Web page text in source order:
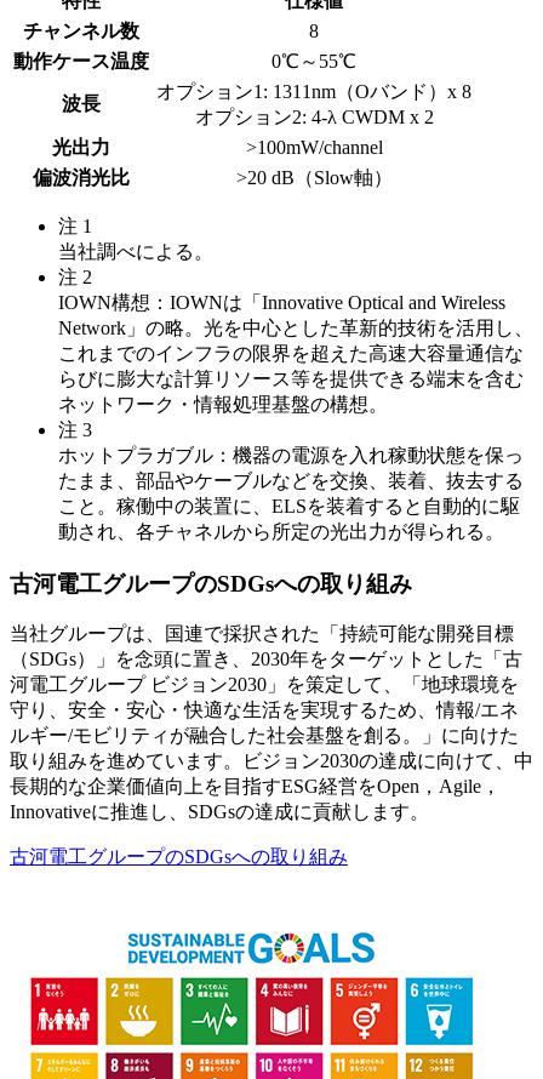
チャンネル数
8
動作ケース温度
0℃～55℃
波長
オプション1: 1311nm（Oバンド）x 8
オプション2: 4-λ CWDM x 2
光出力
>100mW/channel
偏波消光比
>20 dB（Slow軸）
注 1
当社調べによる。
注 2
IOWN構想：IOWNは「Innovative Optical and Wireless
Network」の略。光を中心とした革新的技術を活用し、
これまでのインフラの限界を超えた高速大容量通信な
らびに膨大な計算リソース等を提供できる端末を含む
ネットワーク・情報処理基盤の構想。
注 3
ホットプラガブル：機器の電源を入れ稼動状態を保っ
たまま、部品やケーブルなどを交換、装着、抜去する
こと。稼働中の装置に、ELSを装着すると自動的に駆
動され、各チャネルから所定の光出力が得られる。
古河電工グループのSDGsへの取り組み
当社グループは、国連で採択された「持続可能な開発目標
（SDGs）」を念頭に置き、2030年をターゲットとした「古
河電工グループ ビジョン2030」を策定して、「地球環境を
守り、安全・安心・快適な生活を実現するため、情報/エネ
ルギー/モビリティが融合した社会基盤を創る。」に向けた
取り組みを進めています。ビジョン2030の達成に向けて、中
長期的な企業価値向上を目指すESG経営をOpen，Agile，
Innovativeに推進し、SDGsの達成に貢献します。
古河電工グループのSDGsへの取り組み